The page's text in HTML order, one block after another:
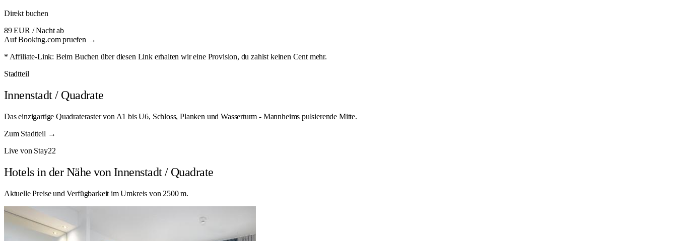
Direkt buchen
89 EUR / Nacht ab
Auf Booking.com pruefen →
* Affiliate-Link: Beim Buchen über diesen Link erhalten wir eine Provision, du zahlst keinen Cent mehr.
Stadtteil
Innenstadt / Quadrate
Das einzigartige Quadrateraster von A1 bis U6, Schloss, Planken und Wasserturm - Mannheims pulsierende Mitte.
Zum Stadtteil →
Live von Stay22
Hotels in der Nähe von Innenstadt / Quadrate
Aktuelle Preise und Verfügbarkeit im Umkreis von 2500 m.